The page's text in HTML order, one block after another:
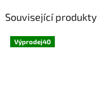
Související produkty
Výprodej40